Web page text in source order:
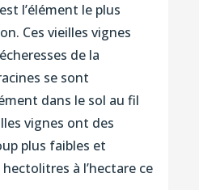
l’élément le plus
Ces vieilles vignes
de la
se sont
dans le sol au fil
vignes ont des
plus faibles et
à l’hectare ce